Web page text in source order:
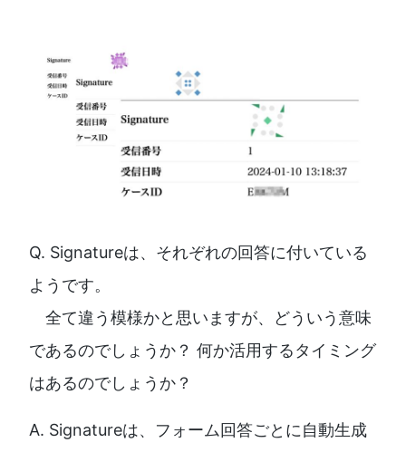
Q. Signatureは、それぞれの回答に付いている
ようです。
全て違う模様かと思いますが、どういう意味
であるのでしょうか？ 何か活用するタイミング
はあるのでしょうか？
A. Signatureは、フォーム回答ごとに自動生成